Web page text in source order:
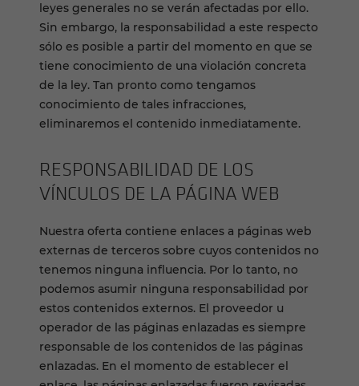
leyes generales no se verán afectadas por ello.
Sin embargo, la responsabilidad a este respecto
sólo es posible a partir del momento en que se
tiene conocimiento de una violación concreta
de la ley. Tan pronto como tengamos
conocimiento de tales infracciones,
eliminaremos el contenido inmediatamente.
RESPONSABILIDAD DE LOS
VÍNCULOS DE LA PÁGINA WEB
Nuestra oferta contiene enlaces a páginas web
externas de terceros sobre cuyos contenidos no
tenemos ninguna influencia. Por lo tanto, no
podemos asumir ninguna responsabilidad por
estos contenidos externos. El proveedor u
operador de las páginas enlazadas es siempre
responsable de los contenidos de las páginas
enlazadas. En el momento de establecer el